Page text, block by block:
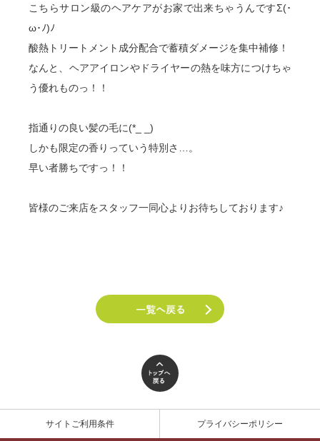
こちらサロン級のヘアケアがお家で出来ちゃうんですΣ(･
ω･ﾉ)ﾉ
酸熱トリートメント成分配合で蓄積ダメージを集中補修！
なんと、ヘアアイロンやドライヤーの熱を味方につけちゃ
う優れものっ！！
指通りの良い髪の毛に(*_ _)
しかも限定の香りっていう特別さ…。
早い者勝ちですっ！！
皆様のご来店をスタッフ一同心よりお待ちしております♪
サイトご利用条件 プライバシーポリシー